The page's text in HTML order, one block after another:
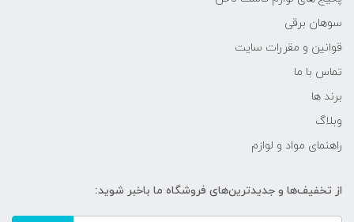
سوهان برقی
قوانین و مقررات سایت
تماس با ما
برند ها
وبلاگ
راهنمای مواد و لوازم
از تخفیف‌ها و جدیدترین‌های فروشگاه ما باخبر شوید: